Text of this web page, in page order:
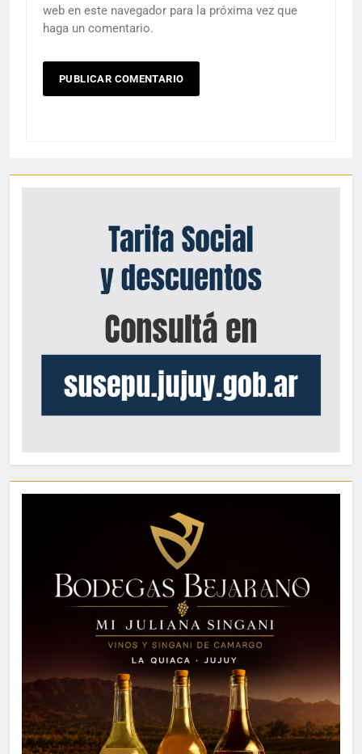
web en este navegador para la próxima vez que
haga un comentario.